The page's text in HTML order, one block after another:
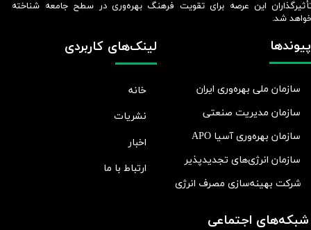
لینک‌های کاربردی
خانه
نشریات
اخبار
ارتباط با ما
پیوندها
سازمان ملی بهره‌وری ایران
سازمان مدیریت صنعتی
سازمان بهره‌وری آسیا APO
سازمان انرژی‌های تجدیدپذیر
شرکت بهينه‌سازی مصرف انرژی
شبکه‌های اجتماعی
این عرصه برای تقویت فرهنگ بهره‌وری در سطح جامعه شناخته
شد.​​​​​​​